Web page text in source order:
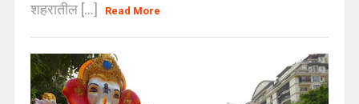
शहरातील [...]
Read More